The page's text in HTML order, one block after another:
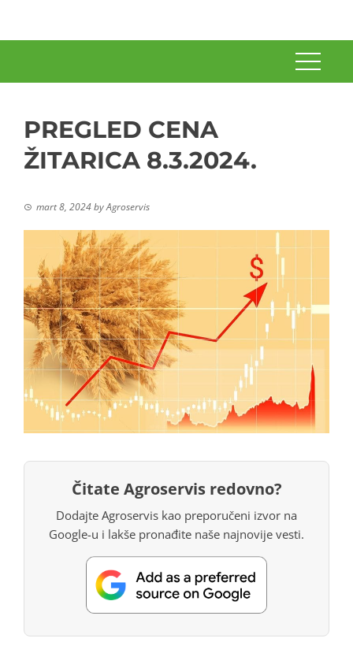
PREGLED CENA
ŽITARICA 8.3.2024.
mart 8, 2024byAgroservis
Čitate Agroservis redovno?
Dodajte Agroservis kao preporučeni izvor na
Google-u i lakše pronađite naše najnovije vesti.